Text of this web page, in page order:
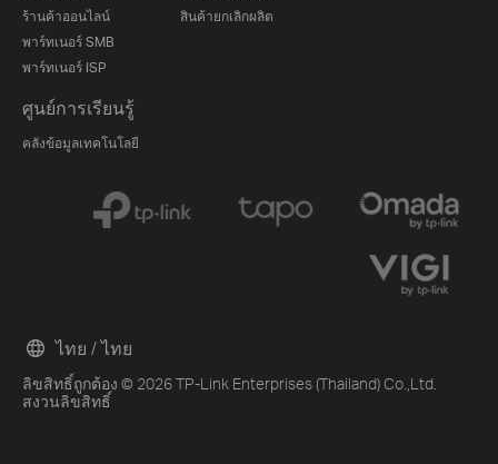
ร้านค้าออนไลน์
พาร์ทเนอร์ SMB
พาร์ทเนอร์ ISP
สินค้ายกเลิกผลิต
ศูนย์การเรียนรู้
คลังข้อมูลเทคโนโลยี
ลิขสิทธิ์ถูกต้อง © 2026 TP-Link Enterprises (Thailand) Co.,Ltd.
สงวนลิขสิทธิ์
ไทย / ไทย